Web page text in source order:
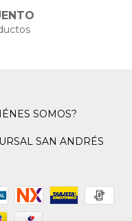
SOMOS?
SAN ANDRÉS